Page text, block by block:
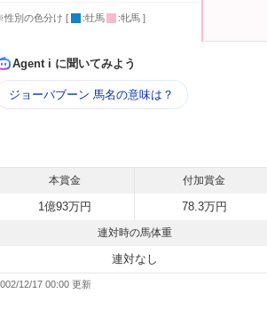
別の色分け [ :牡馬 :牝馬 ]
Agent i に聞いてみよう
ジョーバブーン 馬名の意味は？
本賞金 付加賞金
1億93万円 78.3万円
連対時の馬体重
連対なし
12/17 00:00